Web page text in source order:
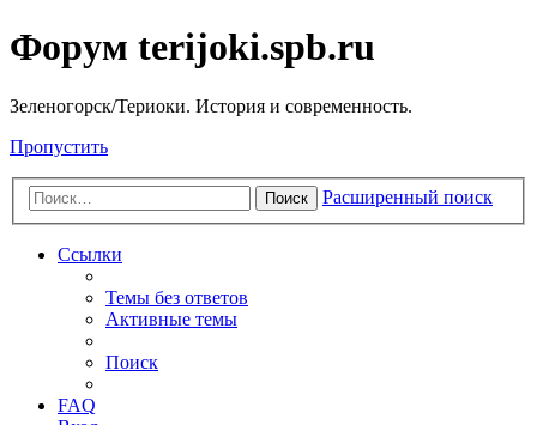
Форум terijoki.spb.ru
Зеленогорск/Териоки. История и современность.
Пропустить
Поиск Расширенный поиск
Ссылки
Темы без ответов
Активные темы
Поиск
FAQ